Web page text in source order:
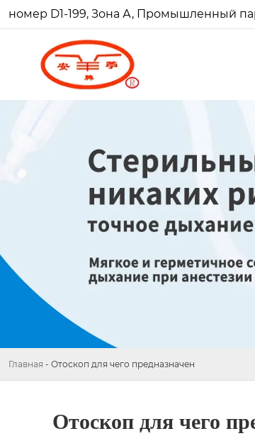
номер D1-199, Зона А, Промышленный
Главная - Отоскоп для чего предназначен
Отоскоп для чего